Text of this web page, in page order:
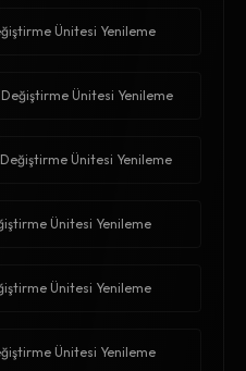
Ünitesi Yenileme
Ünitesi Yenileme
Ünitesi Yenileme
Ünitesi Yenileme
Ünitesi Yenileme
Ünitesi Yenileme